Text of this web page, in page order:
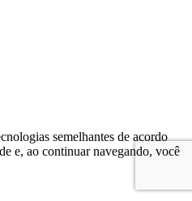
semelhantes de acordo
e, ao continuar navegando, você